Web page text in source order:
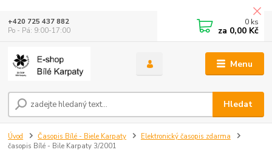
Menu
Hledat
+420 725 437 882
Po - Pá: 9:00-17:00
0 ks
za 0,00 Kč
Úvod Časopis Bílé - Biele Karpaty
Elektronický časopis zdarma
časopis Bílé - Bile Karpaty 3/2001